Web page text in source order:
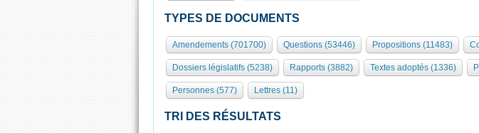
TYPES DE DOCUMENTS
Amendements (701700) Questions (53446) Propositions (11483)
Dossiers législatifs (5238) Rapports (3882) Textes adoptés (1336)
Personnes (577) Lettres (11)
TRI DES RÉSULTATS